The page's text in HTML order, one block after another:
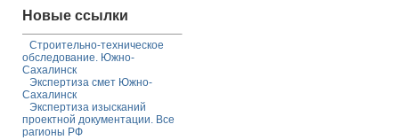
Новые ссылки
Строительно-техническое
обследование. Южно-
Сахалинск
Экспертиза смет Южно-
Сахалинск
Экспертиза изысканий
проектной документации. Все
рагионы РФ